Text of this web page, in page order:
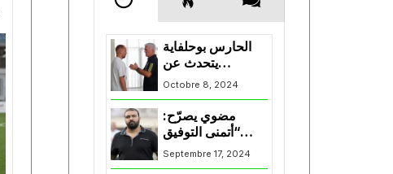
الحارس بوحلفاية
يتحدث عن
طموحاته مع
المنتخب و شباب
قسنطينة
Octobre 8, 2024
مضوي يصرّح:
“أتمنى التوفيق
لممثلي الكرة
الجزائرية في
Septembre 17, 2024